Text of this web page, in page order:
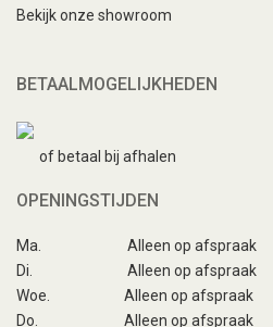
Bekijk onze showroom
BETAALMOGELIJKHEDEN
of betaal bij afhalen
OPENINGSTIJDEN
Ma.
Alleen op afspraak
Di.
Alleen op afspraak
Woe.
Alleen op afspraak
Do.
Alleen op afspraak